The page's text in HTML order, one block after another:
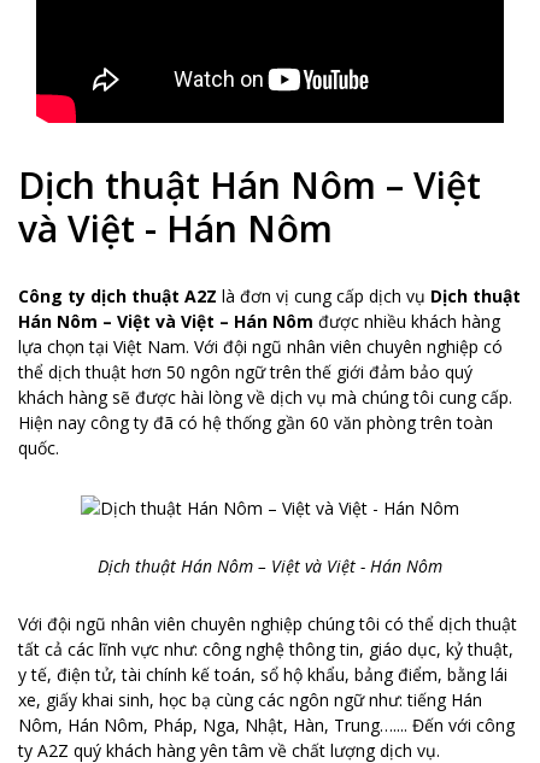
Dịch thuật Hán Nôm – Việt
và Việt - Hán Nôm
Công ty dịch thuật A2Z là đơn vị cung cấp dịch vụ Dịch thuật
Hán Nôm – Việt và Việt – Hán Nôm được nhiều khách hàng
lựa chọn tại Việt Nam. Với đội ngũ nhân viên chuyên nghiệp có
thể dịch thuật hơn 50 ngôn ngữ trên thế giới đảm bảo quý
khách hàng sẽ được hài lòng về dịch vụ mà chúng tôi cung cấp.
Hiện nay công ty đã có hệ thống gần 60 văn phòng trên toàn
quốc.
Dịch thuật Hán Nôm – Việt và Việt - Hán Nôm
Với đội ngũ nhân viên chuyên nghiệp chúng tôi có thể dịch thuật
tất cả các lĩnh vực như: công nghệ thông tin, giáo dục, kỷ thuật,
y tế, điện tử, tài chính kế toán, sổ hộ khẩu, bảng điểm, bằng lái
xe, giấy khai sinh, học bạ cùng các ngôn ngữ như: tiếng Hán
Nôm, Hán Nôm, Pháp, Nga, Nhật, Hàn, Trung….... Đến với công
ty A2Z quý khách hàng yên tâm về chất lượng dịch vụ.